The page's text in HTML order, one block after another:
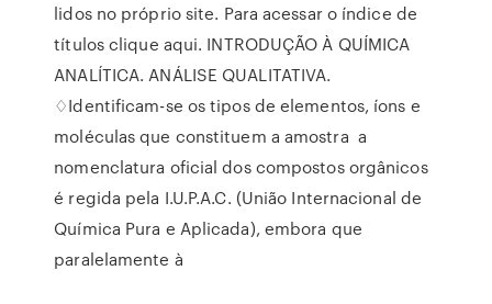
lidos no próprio site. Para acessar o índice de
títulos clique aqui. INTRODUÇÃO À QUÍMICA
ANALÍTICA. ANÁLISE QUALITATIVA.
♢Identificam-se os tipos de elementos, íons e
moléculas que constituem a amostra a
nomenclatura oficial dos compostos orgânicos
é regida pela I.U.P.A.C. (União Internacional de
Química Pura e Aplicada), embora que
paralelamente à